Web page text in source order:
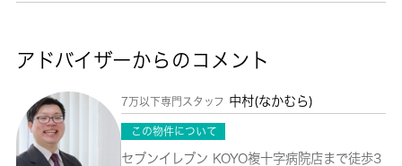
アドバイザーからのコメント
7万以下専門スタッフ 中村(なかむら)
この物件について
セブンイレブン KOYO複十字病院店まで徒歩3